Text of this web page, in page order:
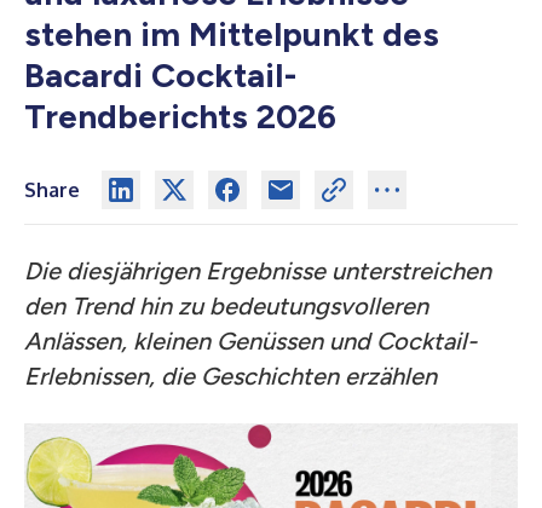
stehen im Mittelpunkt des
Bacardi Cocktail-
Trendberichts 2026
Share
Die diesjährigen Ergebnisse unterstreichen
den Trend hin zu bedeutungsvolleren
Anlässen, kleinen Genüssen und Cocktail-
Erlebnissen, die Geschichten erzählen